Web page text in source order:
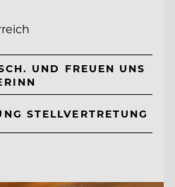
UND FREUEN UNS
STELLVERTRETUNG